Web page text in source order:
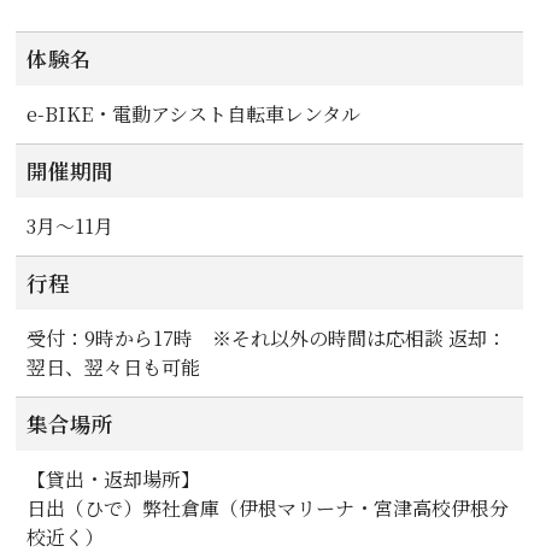
体験名
e-BIKE・電動アシスト自転車レンタル
開催期間
3月～11月
行程
受付：9時から17時 ※それ以外の時間は応相談 返却：
翌日、翌々日も可能
集合場所
【貸出・返却場所】
日出（ひで）弊社倉庫（伊根マリーナ・宮津高校伊根分
校近く）